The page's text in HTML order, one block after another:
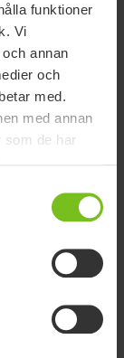
funktioner
Vi
annan
och
med.
med annan
som de har